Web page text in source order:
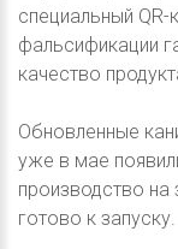
специальный
фальсификации
качество
Обновленные
уже в мае
производство
готово к запуску.